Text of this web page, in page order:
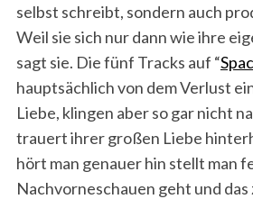
selbst schreibt, sondern auch
Weil sie sich nur dann wie ihre
sagt sie. Die fünf Tracks auf “
hauptsächlich von dem Verlust
Liebe, klingen aber so gar nicht
trauert ihrer großen Liebe
hört man genauer hin stellt man
Nachvorneschauen geht und das